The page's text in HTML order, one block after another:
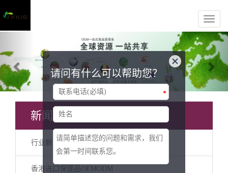
新闻分类
行业新闻
香港进口保健品OEMODM
请问有什么可以帮助您？
*